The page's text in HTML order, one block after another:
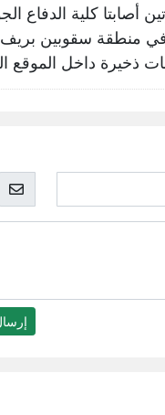
أصابتا كلية
منطقة سقوبين بريف
ذخيرة داخل الموقع
بريد